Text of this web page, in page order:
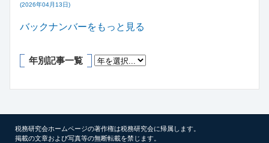
(2026年04月13日)
バックナンバーをもっと見る
年別記事一覧
税務研究会ホームページの著作権は税務研究会に帰属します。
掲載の文章および写真等の無断転載を禁じます。